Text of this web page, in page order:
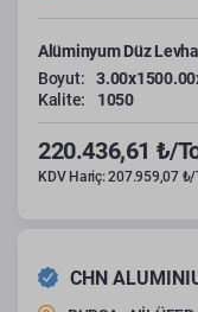
Alüminyum Düz Levha
Boyut:
Kalite:
1050
220.436,61 ₺/
KDV Hariç: 207.959,07 ₺/
CHN